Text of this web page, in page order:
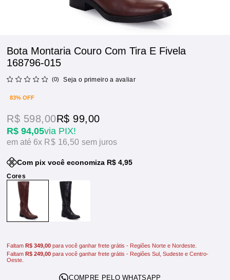
Bota Montaria Couro Com Tira E Fivela
168796-015
(0) Seja o primeiro a avaliar
83% OFF
R$ 94,05via PIX!
R$ 598,00R$ 99,00
6x R$ 16,50sem juros
Com pix você economiza R$ 4,95
FaltamR$ 349,00 para você ganhar frete grátis - Regiões Norte e Nordeste.
FaltamR$ 249,00 para você ganhar frete grátis - Regiões Sul, Sudeste e Centro-
Oeste.